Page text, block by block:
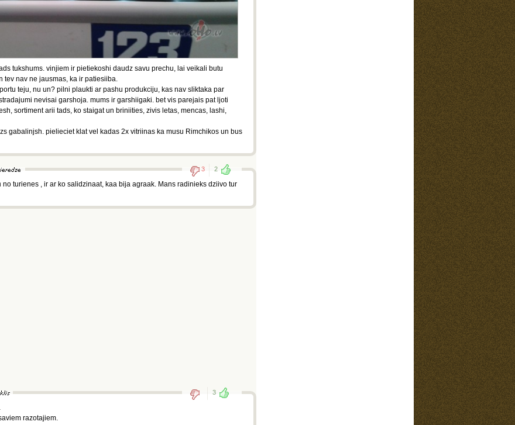
tukshums. vinjiem ir pietiekoshi daudz savu prechu, lai veikali butu
tev nav ne jausmas, ka ir patiesiiba.
teju, nu un? pilni plaukti ar pashu produkciju, kas nav sliktaka par
nevisai garshoja. mums ir garshiigaki. bet vis parejais pat ljoti
sortiment arii tads, ko staigat un briniities, zivis letas, mencas, lashi,
gabalinjsh. pielieciet klat vel kadas 2x vitriinas ka musu Rimchikos un bus
3 2
turienes , ir ar ko salidzinaat, kaa bija agraak. Mans radinieks dziivo tur
3
razotajiem.